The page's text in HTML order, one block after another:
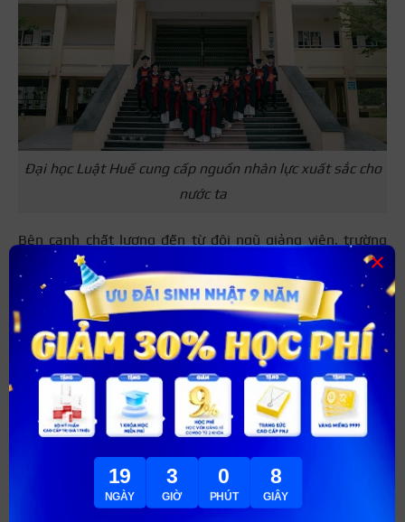
Đại học Luật Huế cung cấp nguồn nhân lực xuất sắc cho
nước ta
Bên cạnh chất lượng đến từ đội ngũ giảng viên, trường
luôn đầu tư nâng cấp cơ sở vật chất để phục vụ tốt việc
nghiên cứu và học tập. Nếu muốn học tại Đại học Luật
Huế, bạn có thể cân nhắc các phương thức tuyển sinh như
tuyển thẳng, xét học bạ, xét dựa theo kết quả bài thi
THPT quốc gia, xét thẳng theo tiêu chí riêng của trường.
Thông tin liên hệ:
Địa chỉ: Đường Võ Văn Kiệt, An Tây, Thành phố Huế
Điện thoại: 0234 394 6997
Trường Đại học Sư phạm Huế
19
NGÀY
3
GIỜ
0
PHÚT
7
GIÂY
×